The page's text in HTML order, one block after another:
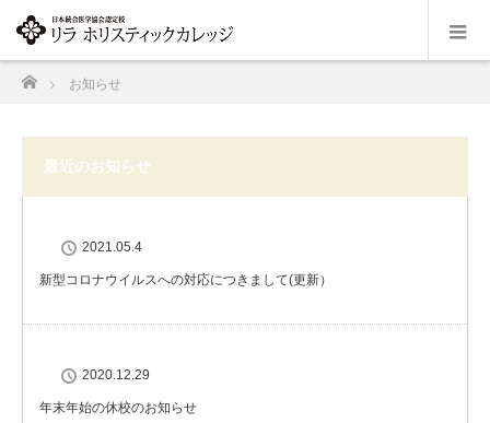
ホーム
お知らせ
最近のお知らせ
2021.05.4
新型コロナウイルスへの対応につきまして(更新）
2020.12.29
年末年始の休校のお知らせ